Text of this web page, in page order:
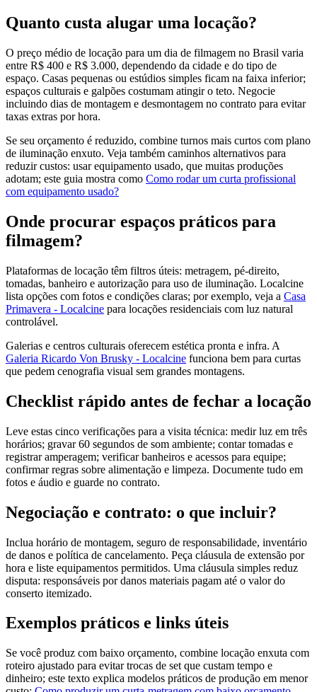
Quanto custa alugar uma locação?
O preço médio de locação para um dia de filmagem no Brasil varia
entre R$ 400 e R$ 3.000, dependendo da cidade e do tipo de
espaço. Casas pequenas ou estúdios simples ficam na faixa inferior;
espaços culturais e galpões costumam atingir o teto. Negocie
incluindo dias de montagem e desmontagem no contrato para evitar
taxas extras por hora.
Se seu orçamento é reduzido, combine turnos mais curtos com plano
de iluminação enxuto. Veja também caminhos alternativos para
reduzir custos: usar equipamento usado, que muitas produções
adotam; este guia mostra como Como rodar um curta profissional
com equipamento usado?
Onde procurar espaços práticos para
filmagem?
Plataformas de locação têm filtros úteis: metragem, pé-direito,
tomadas, banheiro e autorização para uso de iluminação. Localcine
lista opções com fotos e condições claras; por exemplo, veja a Casa
Primavera - Localcine para locações residenciais com luz natural
controlável.
Galerias e centros culturais oferecem estética pronta e infra. A
Galeria Ricardo Von Brusky - Localcine funciona bem para curtas
que pedem cenografia visual sem grandes montagens.
Checklist rápido antes de fechar a locação
Leve estas cinco verificações para a visita técnica: medir luz em três
horários; gravar 60 segundos de som ambiente; contar tomadas e
registrar amperagem; verificar banheiros e acessos para equipe;
confirmar regras sobre alimentação e limpeza. Documente tudo em
fotos e áudio e guarde no contrato.
Negociação e contrato: o que incluir?
Inclua horário de montagem, seguro de responsabilidade, inventário
de danos e política de cancelamento. Peça cláusula de extensão por
hora e liste equipamentos permitidos. Uma cláusula simples reduz
disputa: responsáveis por danos materiais pagam até o valor do
conserto itemizado.
Exemplos práticos e links úteis
Se você produz com baixo orçamento, combine locação enxuta com
roteiro ajustado para evitar trocas de set que custam tempo e
dinheiro; este texto explica modelos práticos de produção em menor